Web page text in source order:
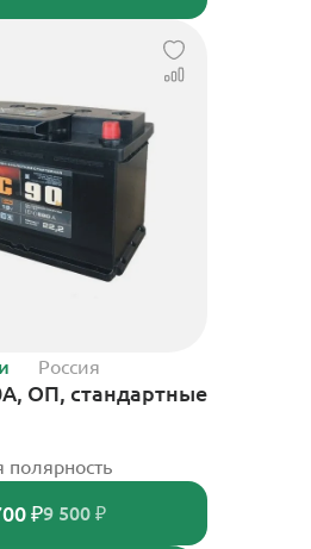
Россия
ОП, стандартные
полярность
₽9 500 ₽